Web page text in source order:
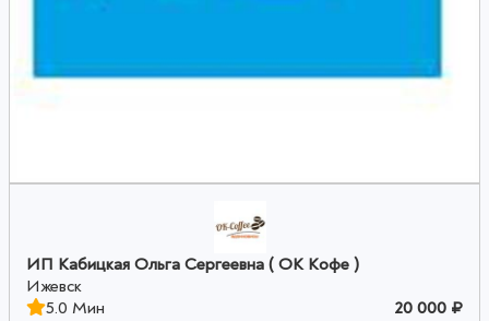
ИП Кабицкая Ольга Сергеевна ( ОК Кофе )
Ижевск
5.0 Мин
20 000 ₽